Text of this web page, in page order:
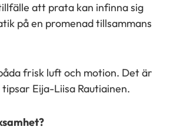
att prata kan infinna sig
på en promenad tillsammans
frisk luft och motion. Det är
Eija-Liisa Rautiainen.